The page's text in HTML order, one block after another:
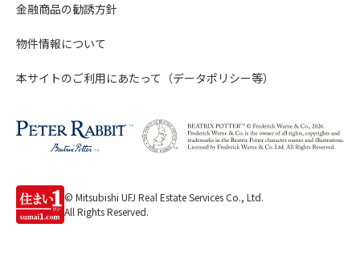
金融商品の勧誘方針
物件情報について
本サイトのご利用にあたって（データポリシー等）
© Mitsubishi UFJ Real Estate Services Co., Ltd.
All Rights Reserved.